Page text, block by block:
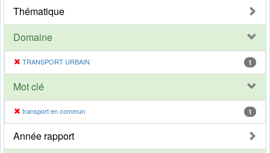
Thématique
Domaine
TRANSPORT URBAIN 1
Mot clé
transport en commun 1
Année rapport